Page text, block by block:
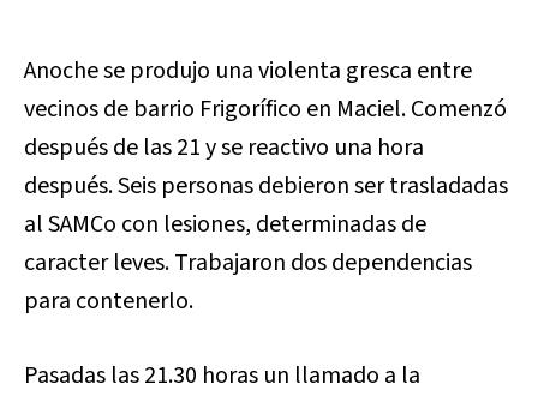
Anoche se produjo una violenta gresca entre
vecinos de barrio Frigorífico en Maciel. Comenzó
después de las 21 y se reactivo una hora
después. Seis personas debieron ser trasladadas
al SAMCo con lesiones, determinadas de
caracter leves. Trabajaron dos dependencias
para contenerlo.
Pasadas las 21.30 horas un llamado a la